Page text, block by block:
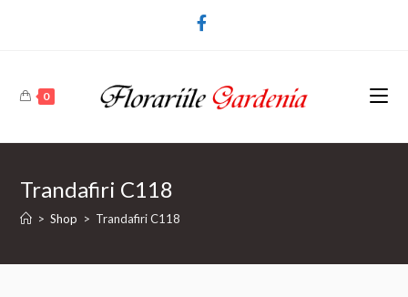
0
Trandafiri C118
> Shop > Trandafiri C118